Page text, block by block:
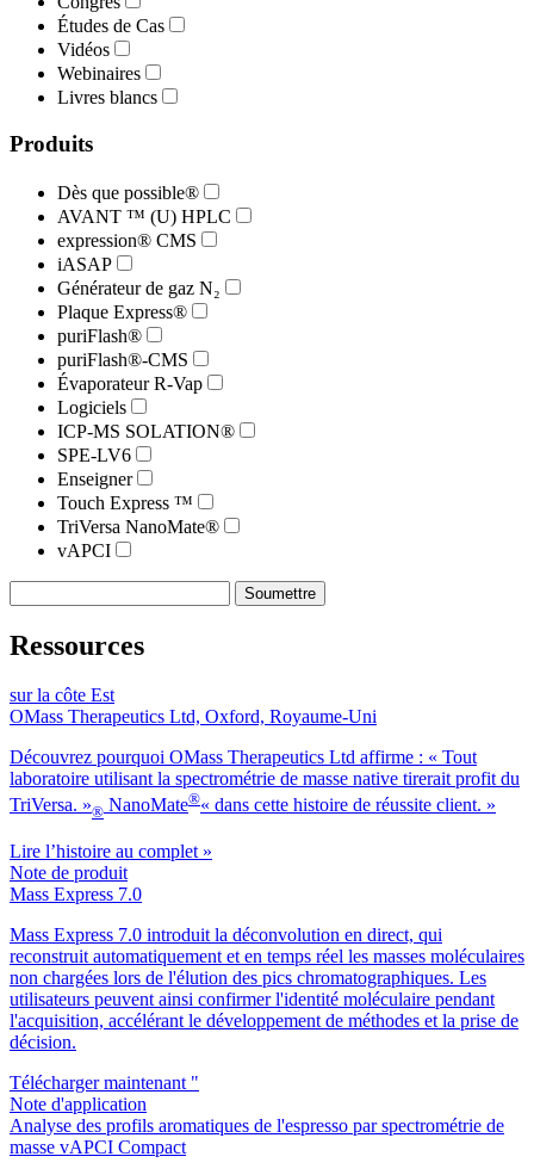
Études de Cas
Vidéos
Webinaires
Livres blancs
Produits
Dès que possible®
AVANT ™ (U) HPLC
expression® CMS
iASAP
Générateur de gaz N₂
Plaque Express®
puriFlash®
puriFlash®-CMS
Évaporateur R-Vap
Logiciels
ICP-MS SOLATION®
SPE-LV6
Enseigner
Touch Express ™
TriVersa NanoMate®
vAPCI
Ressources
sur la côte Est
OMass Therapeutics Ltd, Oxford, Royaume-Uni
Découvrez pourquoi OMass Therapeutics Ltd affirme : « Tout
laboratoire utilisant la spectrométrie de masse native tirerait profit du
TriVersa. »® NanoMate®« dans cette histoire de réussite client. »
Lire l’histoire au complet »
Note de produit
Mass Express 7.0
Mass Express 7.0 introduit la déconvolution en direct, qui
reconstruit automatiquement et en temps réel les masses moléculaires
non chargées lors de l'élution des pics chromatographiques. Les
utilisateurs peuvent ainsi confirmer l'identité moléculaire pendant
l'acquisition, accélérant le développement de méthodes et la prise de
décision.
Télécharger maintenant "
Note d'application
Analyse des profils aromatiques de l'espresso par spectrométrie de
masse vAPCI Compact